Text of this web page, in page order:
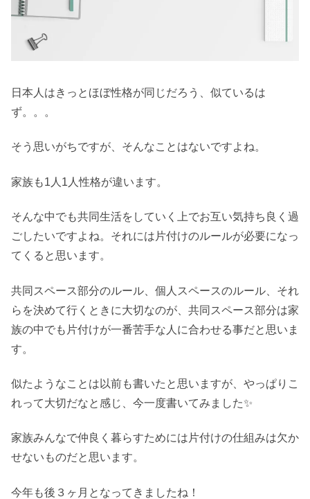
日本人はきっとほぼ性格が同じだろう、似ているは
ず。。。
そう思いがちですが、そんなことはないですよね。
家族も1人1人性格が違います。
そんな中でも共同生活をしていく上でお互い気持ち良く過
ごしたいですよね。それには片付けのルールが必要になっ
てくると思います。
共同スペース部分のルール、個人スペースのルール、それ
らを決めて行くときに大切なのが、共同スペース部分は家
族の中でも片付けが一番苦手な人に合わせる事だと思いま
す。
似たようなことは以前も書いたと思いますが、やっぱりこ
れって大切だなと感じ、今一度書いてみました✨
家族みんなで仲良く暮らすためには片付けの仕組みは欠か
せないものだと思います。
今年も後３ヶ月となってきましたね！